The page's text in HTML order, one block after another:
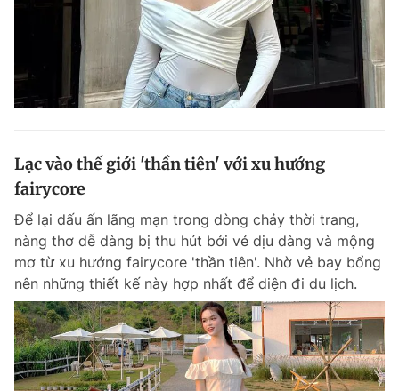
Lạc vào thế giới 'thần tiên' với xu hướng
fairycore
Để lại dấu ấn lãng mạn trong dòng chảy thời trang,
nàng thơ dễ dàng bị thu hút bởi vẻ dịu dàng và mộng
mơ từ xu hướng fairycore 'thần tiên'. Nhờ vẻ bay bổng
nên những thiết kế này hợp nhất để diện đi du lịch.